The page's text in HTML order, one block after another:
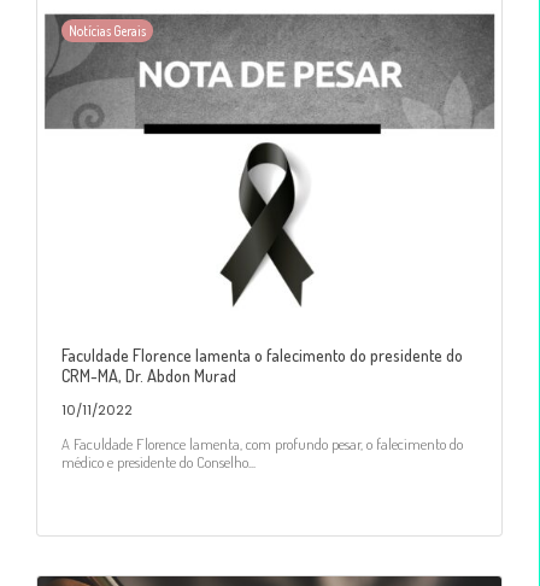
Notícias Gerais
Faculdade Florence lamenta o falecimento do presidente do
CRM-MA, Dr. Abdon Murad
10/11/2022
A Faculdade Florence lamenta, com profundo pesar, o falecimento do
médico e presidente do Conselho...